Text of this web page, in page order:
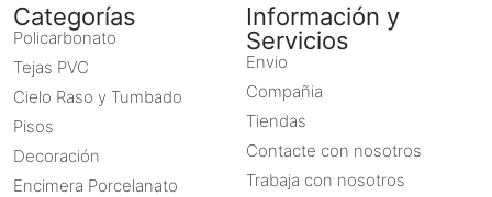
Categorías
Policarbonato
Tejas PVC
Cielo Raso y Tumbado
Pisos
Decoración
Encimera Porcelanato
Información y
Servicios
Envio
Compañia
Tiendas
Contacte con nosotros
Trabaja con nosotros